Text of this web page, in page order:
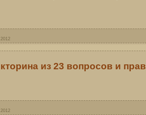
из 23 вопросов и